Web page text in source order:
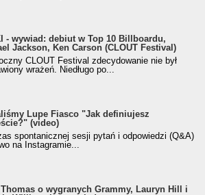
- wywiad: debiut w Top 10 Billboardu,
Jackson, Ken Carson (CLOUT Festival)
CLOUT Festival zdecydowanie nie był
wrażeń. Niedługo po...
Lupe Fiasco "Jak definiujesz
(video)
spontanicznej sesji pytań i odpowiedzi (Q&A)
na Instagramie...
Thomas o wygranych Grammy, Lauryn Hill i